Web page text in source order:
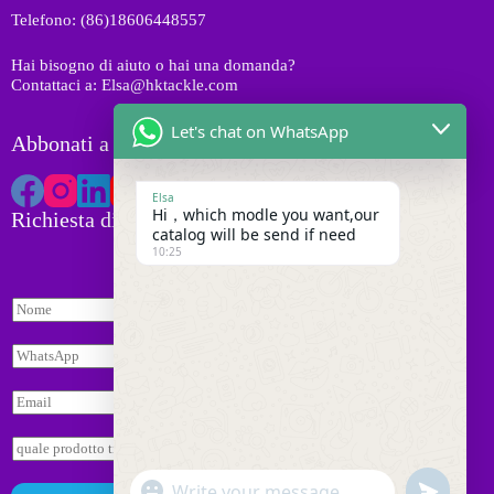
Telefono: (86)18606448557
Hai bisogno di aiuto o hai una domanda?
Contattaci a: Elsa@hktackle.com
Abbonati a HK Tackle
Richiesta di preventivo
N
o
m
W
h
a
a
p
p
E
m
aR
i
c*
Let's chat on WhatsApp
Elsa
Hi，which modle you want,our
catalog will be send if need
10:25
"